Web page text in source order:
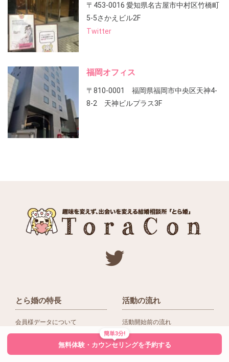
〒453-0016 愛知県名古屋市中村区竹橋町
5-5さかえビル2F
Twitter
福岡オフィス
〒810-0001 福岡県福岡市中央区天神4-
8-2 天神ビルプラス3F
とら婚の特長
会員様データについて
活動の流れ
活動開始前の流れ
入会後の活動の流れ
簡単3分!
無料体験・カウンセリングを予約する